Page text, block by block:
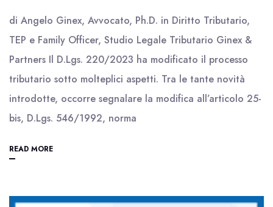
di Angelo Ginex, Avvocato, Ph.D. in Diritto Tributario,
TEP e Family Officer, Studio Legale Tributario Ginex &
Partners Il D.Lgs. 220/2023 ha modificato il processo
tributario sotto molteplici aspetti. Tra le tante novità
introdotte, occorre segnalare la modifica all’articolo 25-
bis, D.Lgs. 546/1992, norma
READ MORE